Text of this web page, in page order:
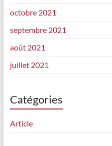
octobre 2021
septembre 2021
août 2021
juillet 2021
Catégories
Article